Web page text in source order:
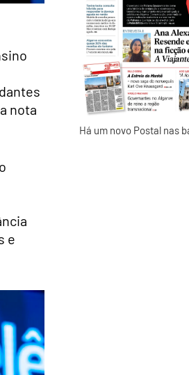
nota
e
Há um novo Postal nas